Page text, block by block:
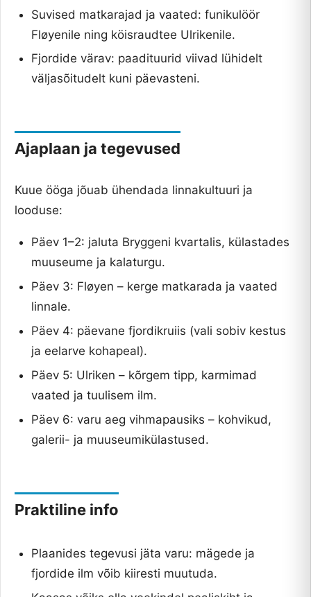
Suvised matkarajad ja vaated: funikulöör
Fløyenile ning köisraudtee Ulrikenile.
Fjordide värav: paadituurid viivad lühidelt
väljasõitudelt kuni päevasteni.
Ajaplaan ja tegevused
Kuue ööga jõuab ühendada linnakultuuri ja
looduse:
Päev 1–2: jaluta Bryggeni kvartalis, külastades
muuseume ja kalaturgu.
Päev 3: Fløyen – kerge matkarada ja vaated
linnale.
Päev 4: päevane fjordikruiis (vali sobiv kestus
ja eelarve kohapeal).
Päev 5: Ulriken – kõrgem tipp, karmimad
vaated ja tuulisem ilm.
Päev 6: varu aeg vihmapausiks – kohvikud,
galerii- ja muuseumikülastused.
Praktiline info
Plaanides tegevusi jäta varu: mägede ja
fjordide ilm võib kiiresti muutuda.